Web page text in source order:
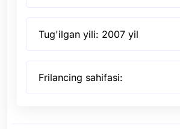
Tug'ilgan yili: 2007 yil
Frilancing sahifasi: